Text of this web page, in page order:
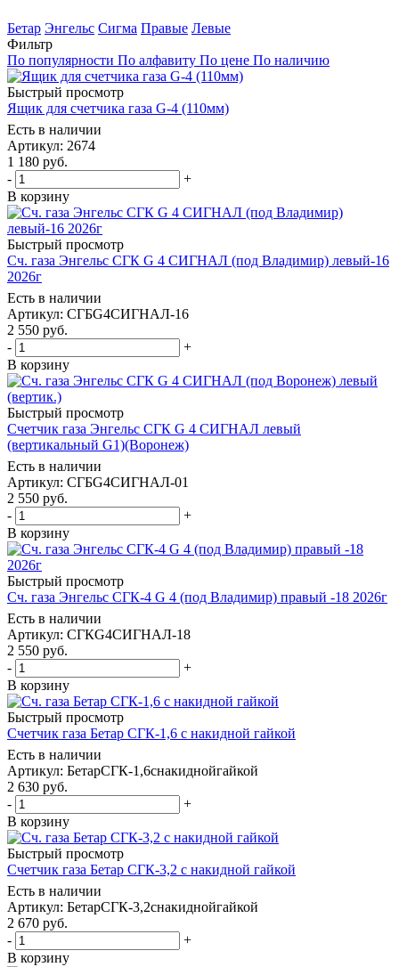
Бетар Энгельс Сигма Правые Левые
Фильтр
По популярности По алфавиту По цене По наличию
Быстрый просмотр
Ящик для счетчика газа G-4 (110мм)
Есть в наличии
Артикул: 2674
1 180 руб.
-
+
В корзину
Быстрый просмотр
Сч. газа Энгельс СГК G 4 СИГНАЛ (под Владимир) левый-16
2026г
Есть в наличии
Артикул: СГБG4СИГНАЛ-16
2 550 руб.
-
+
В корзину
Быстрый просмотр
Счетчик газа Энгельс СГК G 4 СИГНАЛ левый
(вертикальный G1)(Воронеж)
Есть в наличии
Артикул: СГБG4СИГНАЛ-01
2 550 руб.
-
+
В корзину
Быстрый просмотр
Сч. газа Энгельс СГК-4 G 4 (под Владимир) правый -18 2026г
Есть в наличии
Артикул: СГКG4СИГНАЛ-18
2 550 руб.
-
+
В корзину
Быстрый просмотр
Счетчик газа Бетар СГК-1,6 с накидной гайкой
Есть в наличии
Артикул: БетарСГК-1,6снакиднойгайкой
2 630 руб.
-
+
В корзину
Быстрый просмотр
Счетчик газа Бетар СГК-3,2 с накидной гайкой
Есть в наличии
Артикул: БетарСГК-3,2снакиднойгайкой
2 670 руб.
-
+
В корзину